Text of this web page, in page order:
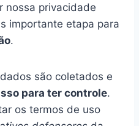
nossa privacidade
importante etapa para
.
são coletados e
para ter controle.
os termos de uso